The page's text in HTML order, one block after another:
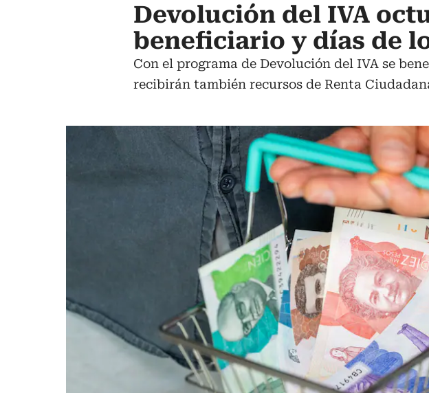
Devolución del IVA
beneficiario y días de
Con el programa de Devolución del IVA se
recibirán también recursos de Renta